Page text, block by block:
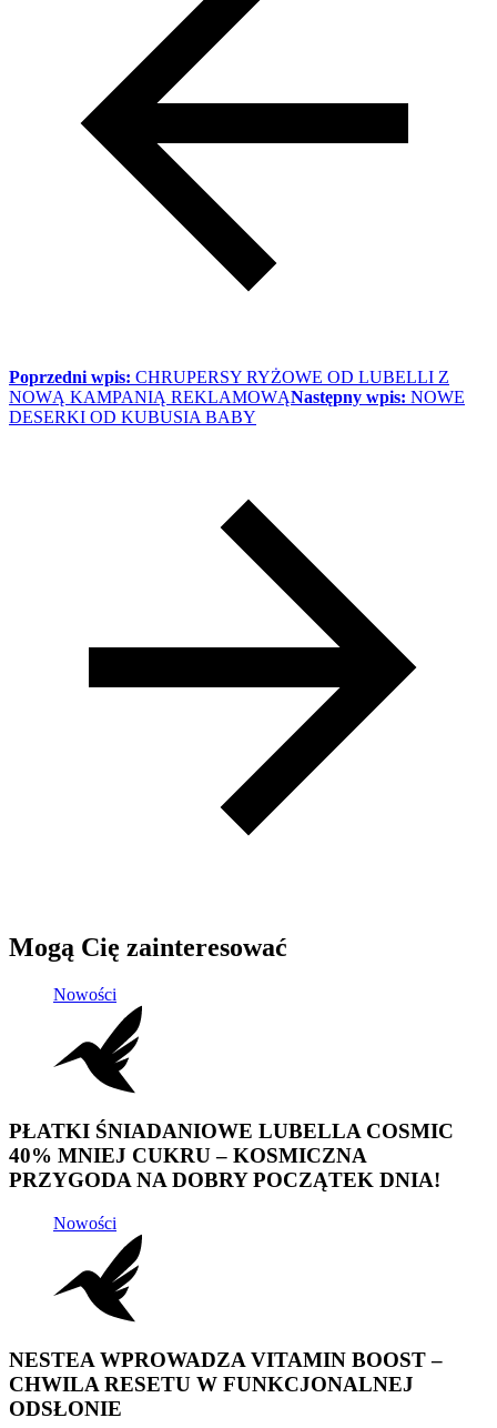
Poprzedni wpis: CHRUPERSY RYŻOWE OD LUBELLI Z
NOWĄ KAMPANIĄ REKLAMOWĄNastępny wpis: NOWE
DESERKI OD KUBUSIA BABY
Mogą Cię zainteresować
Nowości
PŁATKI ŚNIADANIOWE LUBELLA COSMIC
40% MNIEJ CUKRU – KOSMICZNA
PRZYGODA NA DOBRY POCZĄTEK DNIA!
Nowości
NESTEA WPROWADZA VITAMIN BOOST –
CHWILA RESETU W FUNKCJONALNEJ
ODSŁONIE